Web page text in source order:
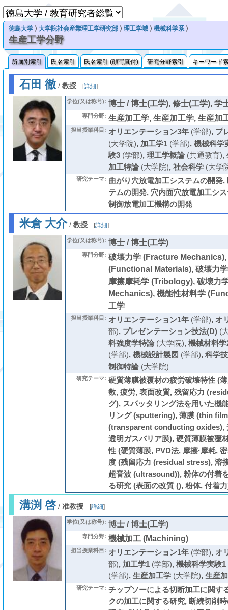
徳島大学 ⟩大学院社会産業理工学研究部 ⟩理工学域 ⟩機械科学系⟩
生産工学分野
所属別索引 氏名索引 氏名索引 (顔写真付) 研究分野索引 キーワード
石田 徹 / 教授 [詳細]
学位(又は称号): 博士 / 博士(工学), 修士(工学), 学
専門分野: 生産加工学, 生産加工学, 生産加
担当授業科目: オリエンテーション3年(学部), プ
(大学院), 加工学1(学部), 機械科学
験3(学部), 理工学概論(共通教育),
加工特論(大学院), 社会科学(大学
研究テーマ: 曲がり穴放電加工システムの開発
テムの開発, 穴内面穴放電加工シ
制御放電加工機構の開発
米倉 大介/ 教授 [詳細]
学位(又は称号): 博士 / 博士(工学)
専門分野: 破壊力学 (Fracture Mechanics),
(Functional Materials), 破壊力
摩擦摩耗学 (Tribology), 破壊力
Mechanics), 機能性材料学
工学
担当授業科目: オリエンテーション1年(学部), オ
部), プレゼンテーション技法(D)(
料強度学特論(大学院), 機械材料学
(学部), 機械設計製図 (学部), 科学
制御特論(大学院)
研究テーマ: 硬質薄膜被覆材の疲労破壊特性 (
数, 疲労, 表面改質, 残留応力
グ), スパッタリング法を用いた機
リング (sputtering), 薄膜 (thin
(transparent conducting oxides),
透明ガスバリア膜), 硬質薄膜被覆
性 (硬質薄膜, PVD法, 摩擦·摩耗,
度 (残留応力 (residual stress), 溶
超音波 (ultrasound)), 粉体の付着
る研究 (表面の改質 (), 粉体, 付着
溝渕 啓/ 准教授 [詳細]
学位(又は称号): 博士 / 博士(工学)
専門分野: 機械加工 (Machining)
担当授業科目: オリエンテーション1年(学部), オ
部), 加工学1(学部), 機械科学実験1
(学部), 生産加工学(大学院), 生産
研究テーマ: チップソーによる切断加工に関す
クの加工に関する研究, 断続切削